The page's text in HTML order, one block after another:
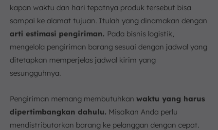
kapan waktu dan hari tepatnya produk tersebut bisa
sampai ke alamat tujuan. Itulah yang dinamakan dengan
arti estimasi pengiriman. Pada bisnis logistik,
mengelola pengiriman barang sesuai dengan jadwal yang
ditetapkan memperjelas jadwal kirim yang
sesungguhnya.
Pengiriman memang membutuhkan waktu yang harus
dipertimbangkan dahulu. Misalkan Anda perlu
mendistributorkan barang ke pelanggan dengan cepat.